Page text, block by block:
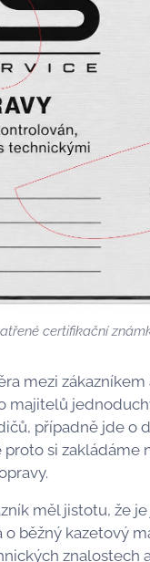
certifikační
mezi
případně jde o
si
měl jistotu, že
běžný kazetový
znalostech